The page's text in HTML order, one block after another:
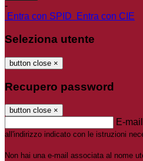
-
Entra con SPID
Entra con CIE
Seleziona utente
button close ×
Recupero password
button close ×
E-mail
all'indirizzo indicato con le istruzioni
Non hai una e-mail associata al nome